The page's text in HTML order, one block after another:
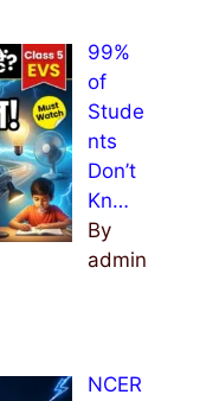
99%
of
Stude
nts
Don’t
Kn…
By
admin
NCER